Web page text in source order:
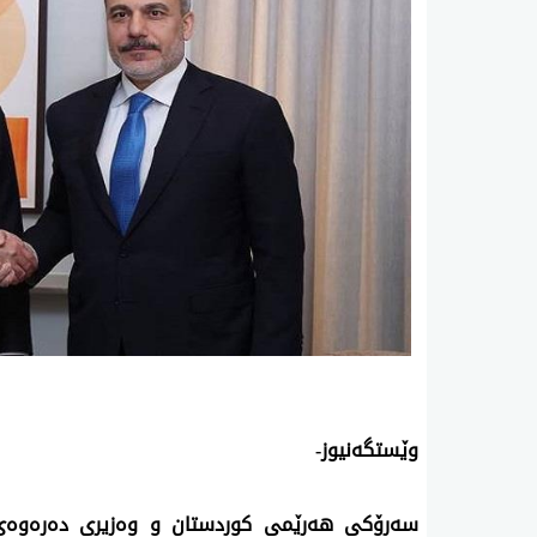
وێستگەنیوز-
سەرۆکی هەرێمی کوردستان و وەزیری